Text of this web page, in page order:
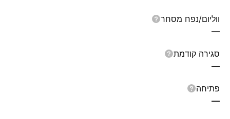
ווליום/נפח מסחר
—
סגירה קודמת
—
פתיחה
—